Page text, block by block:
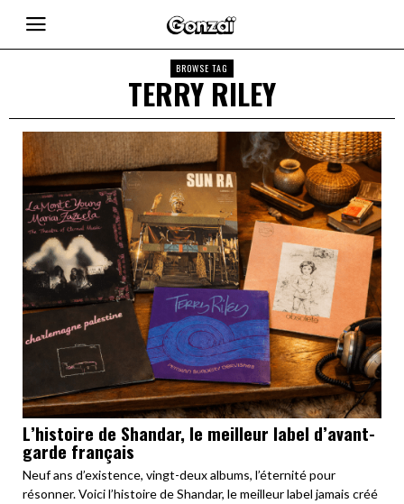
BROWSE TAG
TERRY RILEY
L’histoire de Shandar, le meilleur label d’avant-
garde français
Neuf ans d’existence, vingt-deux albums, l’éternité pour
résonner. Voici l’histoire de Shandar, le meilleur label jamais créé